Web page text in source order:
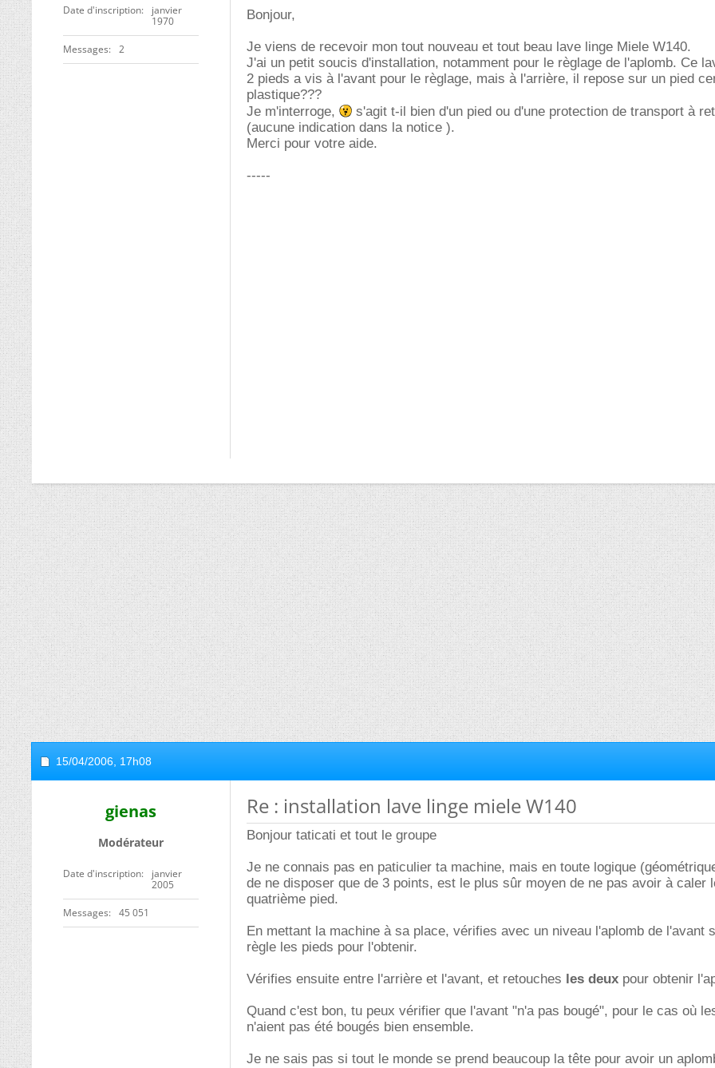
Date d'inscription
janvier
1970
Messages 2
Bonjour,
Je viens de recevoir mon tout nouveau et tout beau lave linge Miele W140.
J'ai un petit soucis d'installation, notamment pour le règlage de l'aplomb. Ce
2 pieds a vis à l'avant pour le règlage, mais à l'arrière, il repose sur un pied
plastique???
Je m'interroge,
s'agit t-il bien d'un pied ou d'une protection de transport à
(aucune indication dans la notice ).
Merci pour votre aide.
-----
15/04/2006, 17h08
gienas
Modérateur
Date d'inscription
janvier
2005
Messages 45 051
Re : installation lave linge miele W140
Bonjour taticati et tout le groupe
Je ne connais pas en paticulier ta machine, mais en toute logique
de ne disposer que de 3 points, est le plus sûr moyen de ne pas avoir à caler
quatrième pied.
En mettant la machine à sa place, vérifies avec un niveau l'aplomb de l'avant
règle les pieds pour l'obtenir.
Vérifies ensuite entre l'arrière et l'avant, et retouches les deux pour obtenir
Quand c'est bon, tu peux vérifier que l'avant "n'a pas bougé", pour le cas où
n'aient pas été bougés bien ensemble.
Je ne sais pas si tout le monde se prend beaucoup la tête pour avoir un